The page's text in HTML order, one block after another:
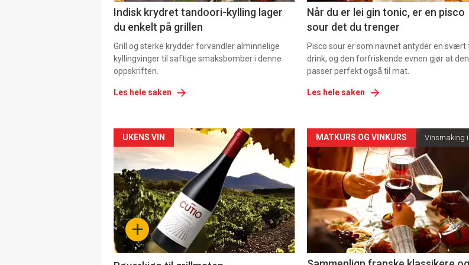
Indisk krydret tandoori-kylling lager
du enkelt på grillen
Grill og sterke krydder forvandler alminnelige
kyllingvinger til saftige smaksbomber i denne
oppskriften.
Les hele saken
Når du er lei gin tonic, er en pisco
sour det du trenger
Pisco sour er som navnet antyder en svært
drink, og den forfriskende evnen gjør at den
passer perfekt også til mat.
Les hele saken
Forsiden
akkurat
nå
-
4 +
UKENS VIN
Forsiden
akkurat
nå
-
5
MATKURS OG VINKURS Vinsmaking i